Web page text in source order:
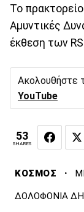
Το πρακτορείο
Αμυντικές
έκθεση των
Ακολουθήστε
YouTube
53
SHARES
ΚΟΣΜΟΣ ·
ΔΟΛΟΦΟΝΙΑ